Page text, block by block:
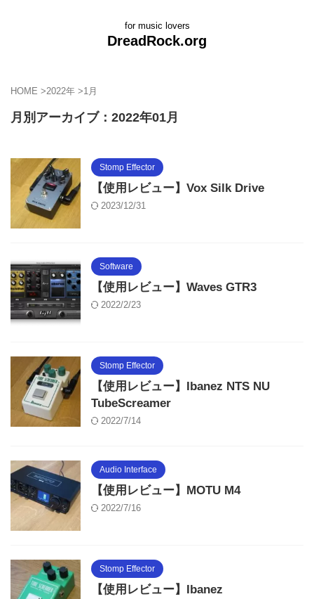
for music lovers
DreadRock.org
HOME >2022年 >1月
月別アーカイブ：2022年01月
Stomp Effector
【使用レビュー】Vox Silk Drive
2023/12/31
Software
【使用レビュー】Waves GTR3
2022/2/23
Stomp Effector
【使用レビュー】Ibanez NTS NU
TubeScreamer
2022/7/14
Audio Interface
【使用レビュー】MOTU M4
2022/7/16
Stomp Effector
【使用レビュー】Ibanez